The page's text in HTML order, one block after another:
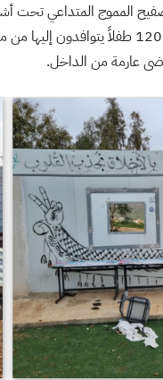
المموج المتداعي تحت
الأوروبي، التي كانت تستقبل يوماً
عارمة من الداخل.